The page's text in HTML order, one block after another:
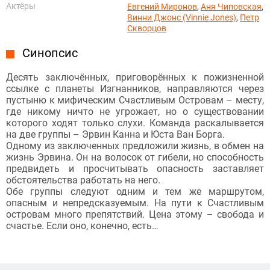
Актёры
Евгений Миронов,Аня Чиповская,
Винни Джонс (Vinnie Jones), Петр
Скворцов
Синопсис
Десять заключённых, приговорённых к пожизненной
ссылке с планеты Изгнанников, направляются через
пустыню к мифическим Счастливым Островам – месту,
где никому ничто не угрожает, но о существовании
которого ходят только слухи. Команда раскалывается
на две группы – Эрвин Канна и Юста Ван Борга.
Одному из заключенных предложили жизнь, в обмен на
жизнь Эрвина. Он на волосок от гибели, но способность
предвидеть и просчитывать опасность заставляет
обстоятельства работать на него.
Обе группы следуют одним и тем же маршрутом,
опасным и непредсказуемым. На пути к Счастливым
островам много препятствий. Цена этому – свобода и
счастье. Если оно, конечно, есть…